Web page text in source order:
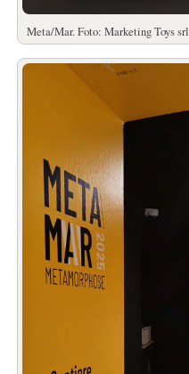
Meta/Mar. Foto: Marketing Toys srl